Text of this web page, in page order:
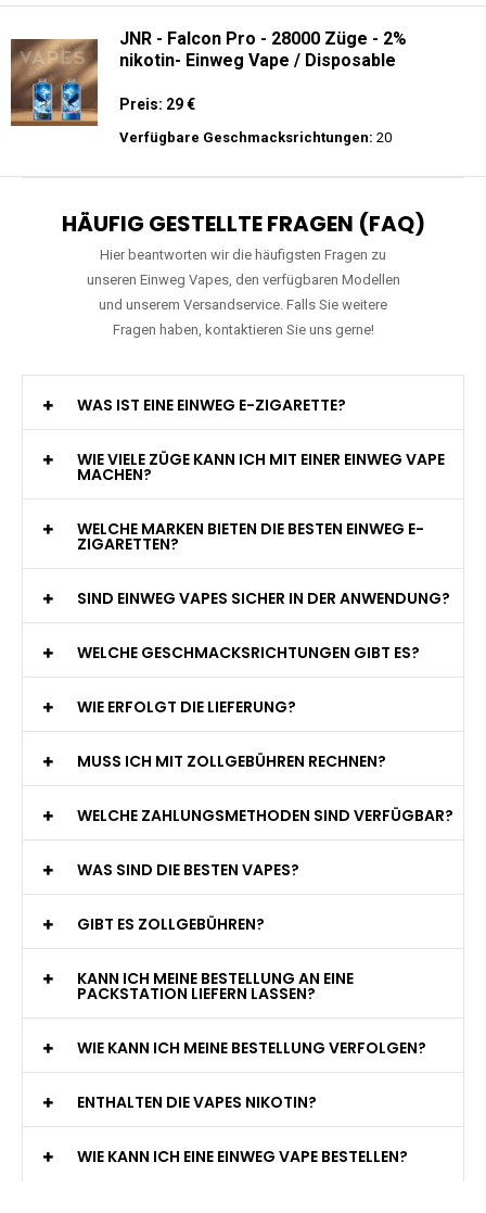
JNR - Falcon Pro - 28000 Züge - 2%
nikotin- Einweg Vape / Disposable
Preis: 29 €
Verfügbare Geschmacksrichtungen: 20
HÄUFIG GESTELLTE FRAGEN (FAQ)
Hier beantworten wir die häufigsten Fragen zu
unseren Einweg Vapes, den verfügbaren Modellen
und unserem Versandservice. Falls Sie weitere
Fragen haben, kontaktieren Sie uns gerne!
WAS IST EINE EINWEG E-ZIGARETTE?
WIE VIELE ZÜGE KANN ICH MIT EINER EINWEG VAPE
MACHEN?
WELCHE MARKEN BIETEN DIE BESTEN EINWEG E-
ZIGARETTEN?
SIND EINWEG VAPES SICHER IN DER ANWENDUNG?
WELCHE GESCHMACKSRICHTUNGEN GIBT ES?
WIE ERFOLGT DIE LIEFERUNG?
MUSS ICH MIT ZOLLGEBÜHREN RECHNEN?
WELCHE ZAHLUNGSMETHODEN SIND VERFÜGBAR?
WAS SIND DIE BESTEN VAPES?
GIBT ES ZOLLGEBÜHREN?
KANN ICH MEINE BESTELLUNG AN EINE
PACKSTATION LIEFERN LASSEN?
WIE KANN ICH MEINE BESTELLUNG VERFOLGEN?
ENTHALTEN DIE VAPES NIKOTIN?
WIE KANN ICH EINE EINWEG VAPE BESTELLEN?